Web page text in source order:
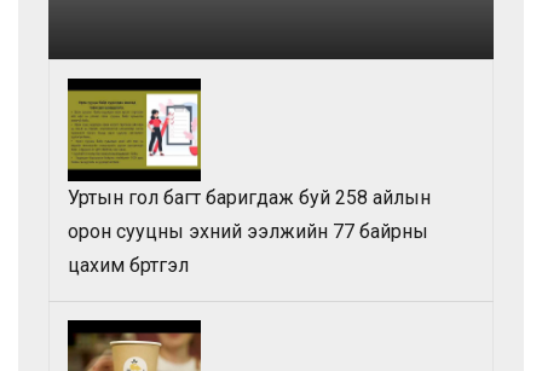
Уртын гол багт баригдаж буй 258 айлын
орон сууцны эхний ээлжийн 77 байрны
цахим бүртгэл